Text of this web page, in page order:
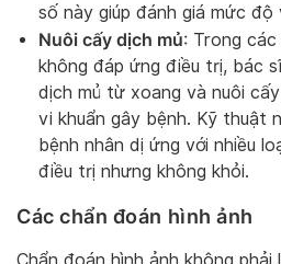
số này giúp đánh giá mức
Nuôi cấy dịch mủ: Trong
không đáp ứng điều trị, bác
dịch mủ từ xoang và nuôi
vi khuẩn gây bệnh. Kỹ thuật
bệnh nhân dị ứng với nhiều
điều trị nhưng không khỏi.
Các chẩn đoán hình ảnh